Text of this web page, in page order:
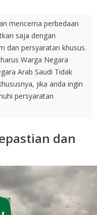
mencerna perbedaan
saja dengan
dan persyaratan khusus.
Warga Negara
Arab Saudi Tidak
jika anda ingin
persyaratan
dan